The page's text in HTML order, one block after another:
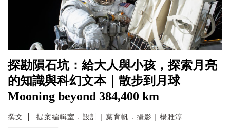
探勘隕石坑：給大人與小孩，探索月亮
的知識與科幻文本｜散步到月球
Mooning beyond 384,400 km
撰文 提案編輯室．設計｜葉育帆．攝影｜楊雅淳